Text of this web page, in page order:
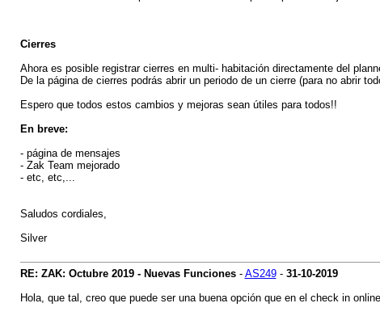
Cierres
Ahora es posible registrar cierres en multi- habitación directamente del
De la página de cierres podrás abrir un periodo de un cierre (para no abrir
Espero que todos estos cambios y mejoras sean útiles para todos!!
En breve:
- página de mensajes
- Zak Team mejorado
- etc, etc,...
Saludos cordiales,
Silver
RE: ZAK: Octubre 2019 - Nuevas Funciones- AS249- 31-10-2019
Hola, que tal, creo que puede ser una buena opción que en el check in